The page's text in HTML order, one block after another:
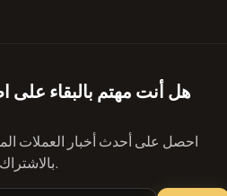
هل أنت مهتم بالبقاء على
احصل على أحدث أخبار العملات
بالاشتراك في نشرتنا الإخبارية المجانية.